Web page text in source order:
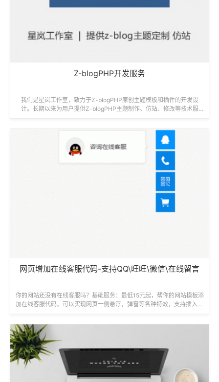
Z-blogPHP开发服务
我们是星岚工作室，致力于Z-blogPHP原创主题模板和插件的开发设
计。长期以来为用户提供Z-blogPHP主题制作、仿站、修改等技术服
网页增加在线客服代码-支持QQ\旺旺\微信\在线留言
你的网站还没有在线客服吗？基础服务：最低15元起，帮你的网站模板添
加在线客服代码。可以实现网页一侧悬浮，弹窗等各种特效，支持插入在